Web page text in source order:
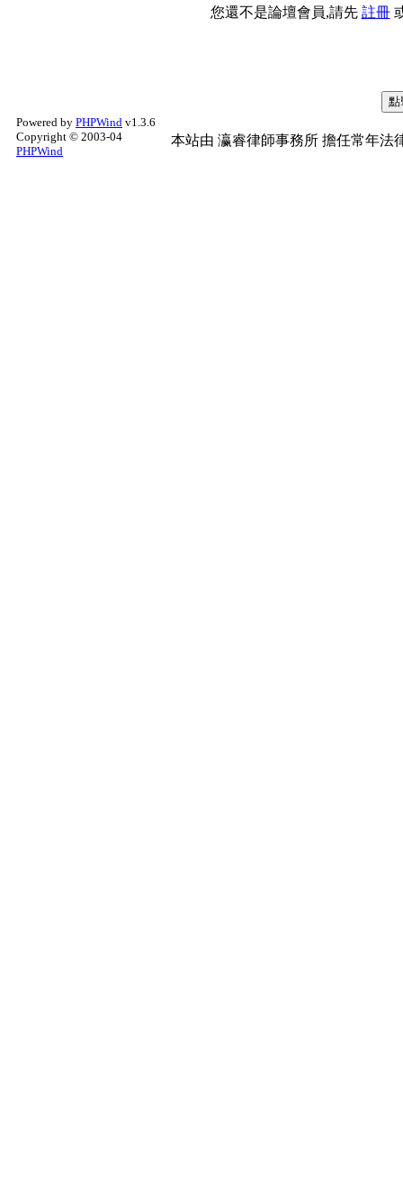
您還不是論壇會員,請先 註冊
Powered by PHPWind v1.3.6
Copyright © 2003-04
PHPWind
本站由 瀛睿律師事務所 擔任常年法